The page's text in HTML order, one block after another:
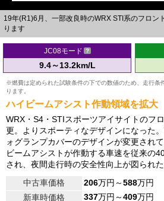
19年(R1)6月、一部改良時のWRX STI系のフロン
ります
JC08モード
9.4～13.2km/L
※燃費は定められた試験条件の下での数値のため、走行条
ります。
ハイビームアシスト作動領域を拡大
WRX・S4・STIスポーツアイサイトのフ
更。よりスポーティなデザインになった
ォグランプカバーのデザインが変更され
ビームアシストが作動する車速を従来の
され、夜間走行時の安全性向上が図られた
中古車価格
206万円～588万円
新車時価格
337万円～409万円